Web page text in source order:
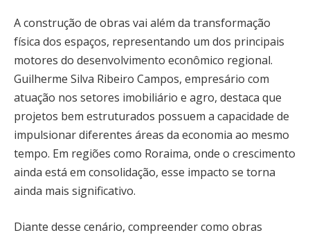
A construção de obras vai além da transformação
física dos espaços, representando um dos principais
motores do desenvolvimento econômico regional.
Guilherme Silva Ribeiro Campos, empresário com
atuação nos setores imobiliário e agro, destaca que
projetos bem estruturados possuem a capacidade de
impulsionar diferentes áreas da economia ao mesmo
tempo. Em regiões como Roraima, onde o crescimento
ainda está em consolidação, esse impacto se torna
ainda mais significativo.
Diante desse cenário, compreender como obras